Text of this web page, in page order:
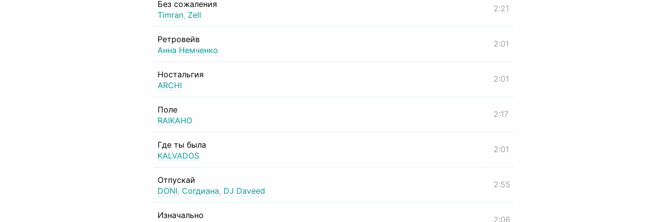
Без сожаления
Timran, Zell
2:21
Ретровейв
Анна Немченко
2:01
Ностальгия
ARCHI
2:01
Поле
RAIKAHO
2:17
Где ты была
KALVADOS
2:01
Отпускай
DONI, Согдиана, DJ Daveed
2:55
Изначально
2:06